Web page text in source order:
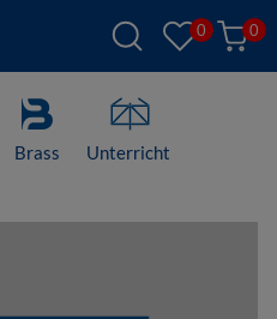
0 0
Brass Unterricht